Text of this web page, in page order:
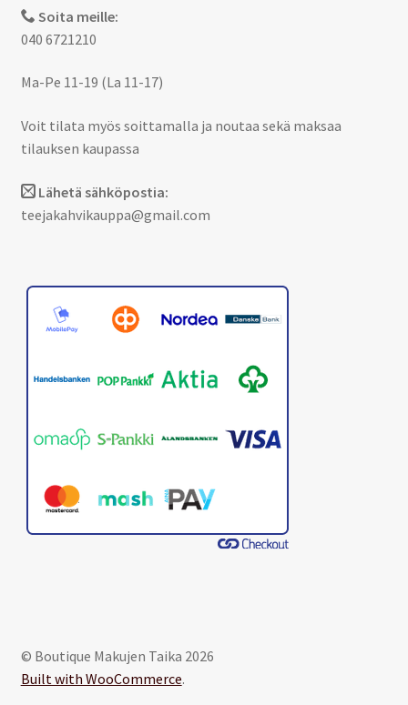
Soita meille:
040 6721210
Ma-Pe 11-19 (La 11-17)
Voit tilata myös soittamalla ja noutaa sekä maksaa
tilauksen kaupassa
Lähetä sähköpostia:
teejakahvikauppa@gmail.com
© Boutique Makujen Taika 2026
Built with WooCommerce.